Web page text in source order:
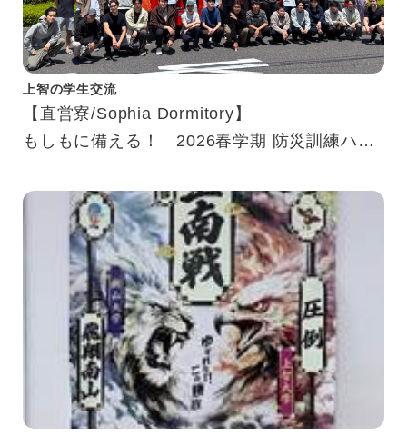
上智の学生交流
【直営寮/Sophia Dormitory】
もしもに備える！ 2026春学期 防災訓練ハイ
Ready for Emergencies! 2026 Spring Fire
Drill Highlights